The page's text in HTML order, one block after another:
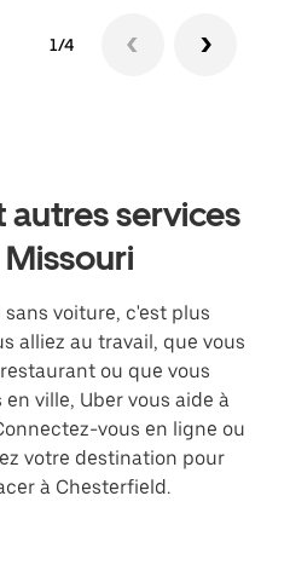
1/4
services
voiture, c'est plus
alliez au travail, que vous
ou que vous
ville, Uber vous aide à
vous en ligne ou
votre destination pour
à Chesterfield.